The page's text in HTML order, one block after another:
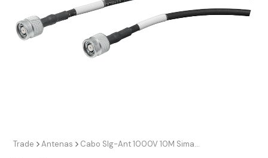
Trade Antenas Cabo Slg-Ant 1000V 10M Simatic Rf Siemens 6GT28150BN10